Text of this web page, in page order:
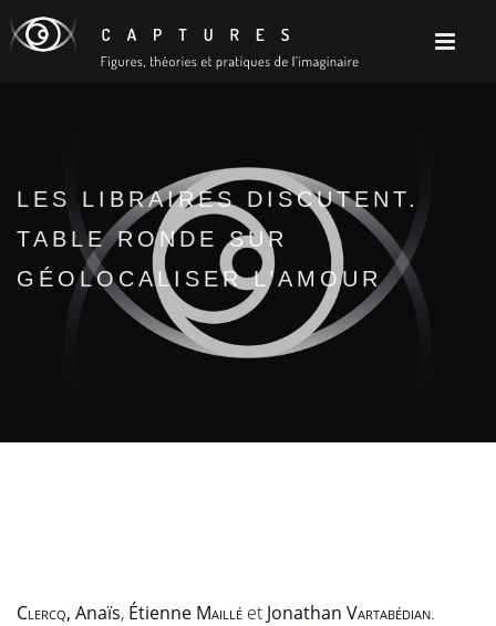
LES LIBRAIRES DISCUTENT.
TABLE RONDE SUR
GÉOLOCALISER L’AMOUR
Clercq, Anaïs, Étienne Maillé et Jonathan Vartabédian.